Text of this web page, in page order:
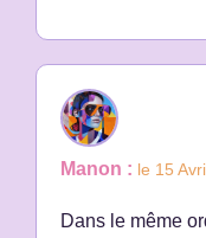
Manon : le 15
Dans le même